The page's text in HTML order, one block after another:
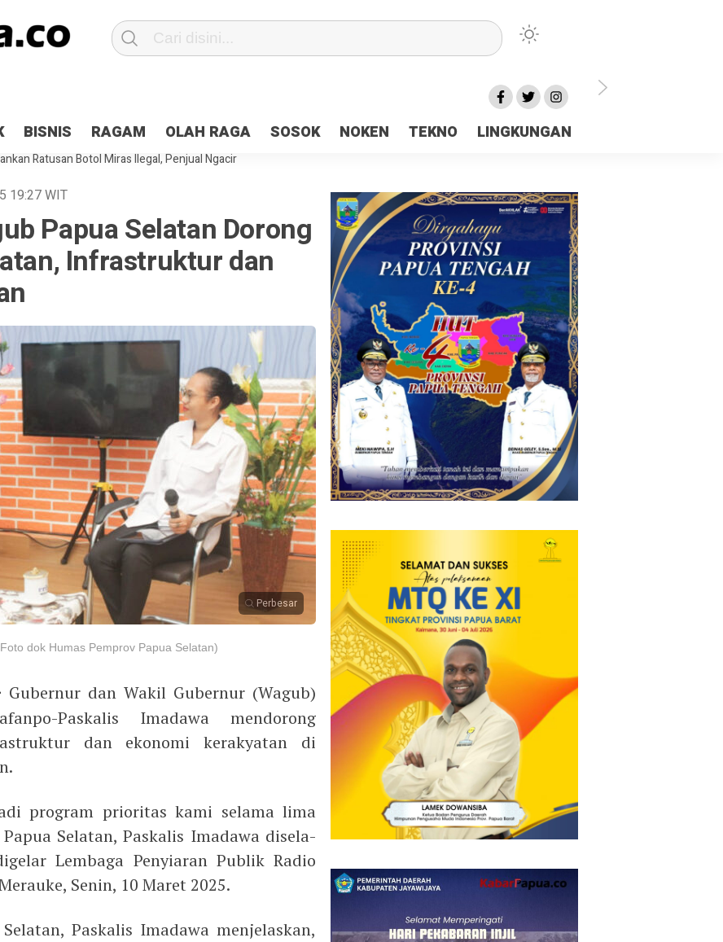
BISNIS RAGAM OLAH RAGA SOSOK NOKEN TEKNO LINGKUNGAN
2×24 jam di Kota Jayapura
Pesan Sejuk Polri di Deklarasi Pemilu Ceria Tanah Papua
Terbakar
Hibah Pilkada Jayapura Cair 10 Persen, Deposit Kas Daerah Rp23 Miliar Disorot
Ratusan Botol Miras Ilegal, Penjual Ngacir
19:27WIT
Papua Selatan Dorong
Infrastruktur dan
Perbesar
dok Humas Pemprov Papua Selatan)
Gubernur dan Wakil Gubernur (Wagub)
Paskalis Imadawa mendorong
dan ekonomi kerakyatan di
program prioritas kami selama lima
Selatan, Paskalis Imadawa disela-
Lembaga Penyiaran Publik Radio
Senin, 10 Maret 2025.
Paskalis Imadawa menjelaskan,